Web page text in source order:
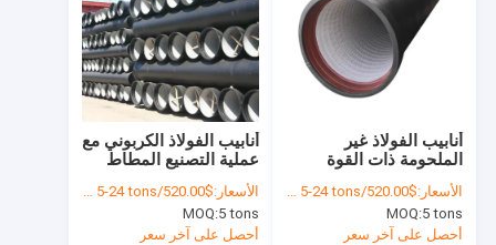
حول بنا
جولة في المعمل
اتصل بنا
أخبار
أنابيب الفولاذ الكربوني مع
عملية التصنيع المطاط
الساخن التي توفر المتانة
والقوة للتطبيقات
الصناعية
الأسعار:$520.00/tons 5-24 tons
MOQ:5 tons
أحصل على آخر سعر
أنابيب الفولاذ غير
الملحومة ذات القوة
والمتانة العالية مناسبة
للبيئات عالية الضغط
الأسعار:$520.00/tons 5-24 tons
MOQ:5 tons
أحصل على آخر سعر